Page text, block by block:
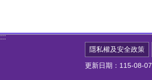
:::
隱私權及安全政策
更新日期：115-08-07